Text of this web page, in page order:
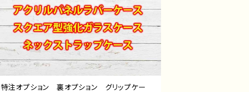
特注オプション 裏オプション グリップケー